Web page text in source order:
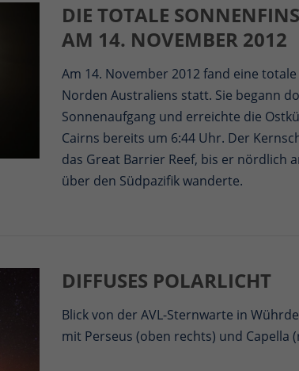
DIE TOTALE
AM 14. NOVEMBER 2012
Am 14. November 2012 fand eine
Norden Australiens statt. Sie begann
Sonnenaufgang und erreichte die
Cairns bereits um 6:44 Uhr. Der
das Great Barrier Reef, bis er nördlich
über den Südpazifik wanderte.
DIFFUSES POLARLICHT
Blick von der AVL-Sternwarte in
mit Perseus (oben rechts) und Capella